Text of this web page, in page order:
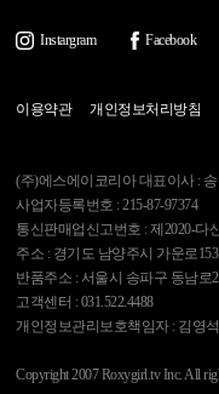
Instargram Facebook
이용약관 개인정보처리방침
(주)에스에이코리아 대표이사 :
사업자등록번호 : 215-87-97374
통신판매업신고번호 : 제2020-다
주소 : 경기도 남양주시 가운로
반품주소 : 서울시 송파구 동남로
고객센터 : 031.522.4488
개인정보관리보호책임자 : 김영석
Copyright 2007 Roxygirl.tv Inc. All